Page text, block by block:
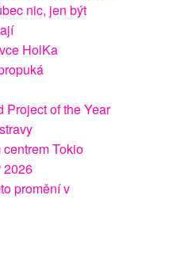
nic, jen být
HolKa
Project of the Year
Tokio
2026
promění v